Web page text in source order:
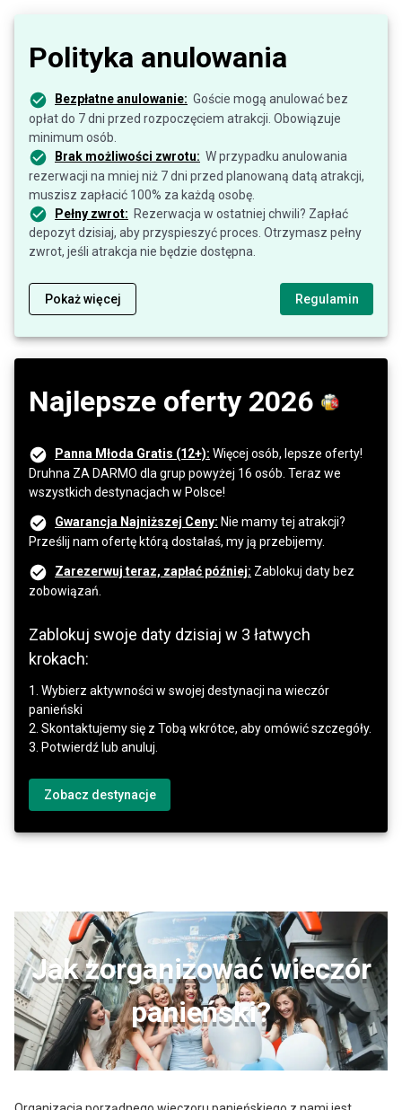
Polityka anulowania
Bezpłatne anulowanie: Goście mogą anulować bez
opłat do 7 dni przed rozpoczęciem atrakcji. Obowiązuje
minimum osób.
Brak możliwości zwrotu: W przypadku anulowania
rezerwacji na mniej niż 7 dni przed planowaną datą atrakcji,
muszisz zapłacić 100% za każdą osobę.
Pełny zwrot: Rezerwacja w ostatniej chwili? Zapłać
depozyt dzisiaj, aby przyspieszyć proces. Otrzymasz pełny
zwrot, jeśli atrakcja nie będzie dostępna.
Pokaż więcej Regulamin
Najlepsze oferty 2026
Panna Młoda Gratis (12+): Więcej osób, lepsze oferty!
Druhna ZA DARMO dla grup powyżej 16 osób. Teraz we
wszystkich destynacjach w Polsce!
Gwarancja Najniższej Ceny: Nie mamy tej atrakcji?
Prześlij nam ofertę którą dostałaś, my ją przebijemy.
Zarezerwuj teraz, zapłać później: Zablokuj daty bez
zobowiązań.
Zablokuj swoje daty dzisiaj w 3 łatwych
krokach:
1. Wybierz aktywności w swojej destynacji na wieczór
panieński
2. Skontaktujemy się z Tobą wkrótce, aby omówić szczegóły.
3. Potwierdź lub anuluj.
Zobacz destynacje
Jak zorganizować wieczór
panieński?